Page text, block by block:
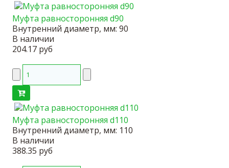
Муфта равносторонняя d90
Внутренний диаметр, мм: 90
В наличии
204.17 руб
Муфта равносторонняя d110
Внутренний диаметр, мм: 110
В наличии
388.35 руб